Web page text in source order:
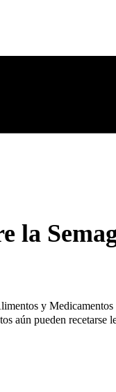
la
y
aún pueden